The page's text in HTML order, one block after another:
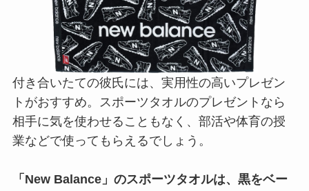
付き合いたての彼氏には、実用性の高いプレゼン
トがおすすめ。スポーツタオルのプレゼントなら
相手に気を使わせることもなく、部活や体育の授
業などで使ってもらえるでしょう。
「New Balance」のスポーツタオルは、黒をベー